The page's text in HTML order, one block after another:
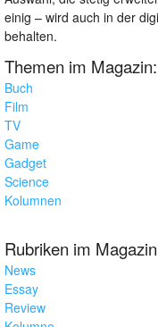
einig – wird auch in der
behalten.
Themen im Magazin:
Buch
Film
TV
Game
Gadget
Science
Kolumnen
Rubriken im
News
Essay
Review